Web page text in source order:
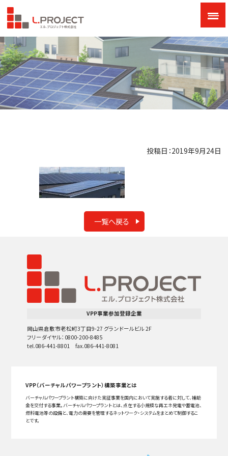
投稿日：2019年9月24日
一覧へ戻る
VPP事業参加登録企業
岡山県倉敷市老松町3丁目9-27 グランドールビル 2F
フリーダイヤル：0800-200-8485
tel.086-441-8801 fax.086-441-8081
VPP（バーチャルパワープラント）構築事業とは
バーチャルパワープラント構築に向けた実証事業を国内において実施する者に対して、補助
金を交付する事業。バーチャルパワープラントとは、点在する小規模な再エネ発電や蓄電池、
燃料電池等の設備と、電力の需要を管理するネットワーク・システムをまとめて制御するこ
とです。